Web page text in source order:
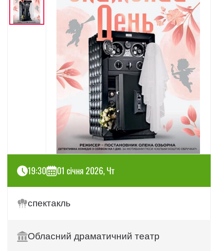
19:30 01 січня 2026, Чт
спектакль
Обласний драматичний театр